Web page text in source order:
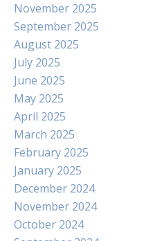
November 2025
September 2025
August 2025
July 2025
June 2025
May 2025
April 2025
March 2025
February 2025
January 2025
December 2024
November 2024
October 2024